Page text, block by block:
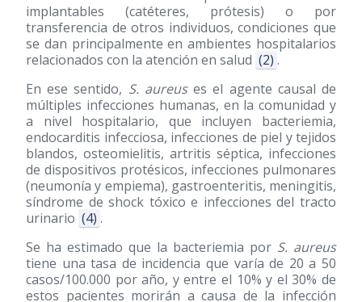
implantables (catéteres, prótesis) o por
transferencia de otros individuos, condiciones que
se dan principalmente en ambientes hospitalarios
relacionados con la atención en salud (2) .
En ese sentido, S. aureuses el agente causal de
múltiples infecciones humanas, en la comunidad y
a nivel hospitalario, que incluyen bacteriemia,
endocarditis infecciosa, infecciones de piel y tejidos
blandos, osteomielitis, artritis séptica, infecciones
de dispositivos protésicos, infecciones pulmonares
(neumonía y empiema), gastroenteritis, meningitis,
síndrome de shock tóxico e infecciones del tracto
urinario (4) .
Se ha estimado que la bacteriemia por S. aureus
tiene una tasa de incidencia que varía de 20 a 50
casos/100.000 por año, y entre el 10% y el 30% de
estos pacientes morirán a causa de la infección